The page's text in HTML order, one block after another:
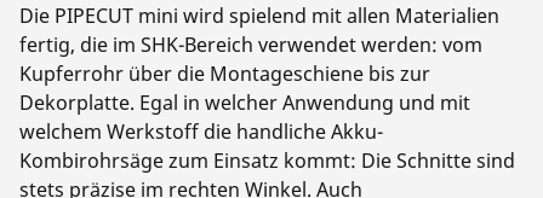
Die PIPECUT mini wird spielend mit allen Materialien
fertig, die im SHK-Bereich verwendet werden: vom
Kupferrohr über die Montageschiene bis zur
Dekorplatte. Egal in welcher Anwendung und mit
welchem Werkstoff die handliche Akku-
Kombirohrsäge zum Einsatz kommt: Die Schnitte sind
stets präzise im rechten Winkel. Auch